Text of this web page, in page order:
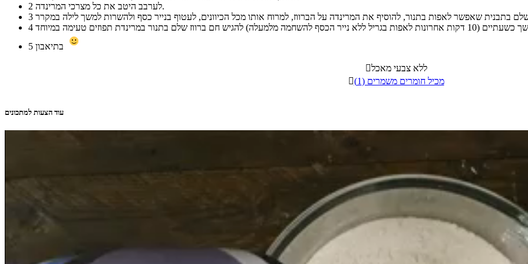
2
לערבב היטב את כל מצרכי המרינדה.
3
4
5
ללא צבעי מאכל

מכיל חומרים משמרים (1)
עוד הצעות למתכונים